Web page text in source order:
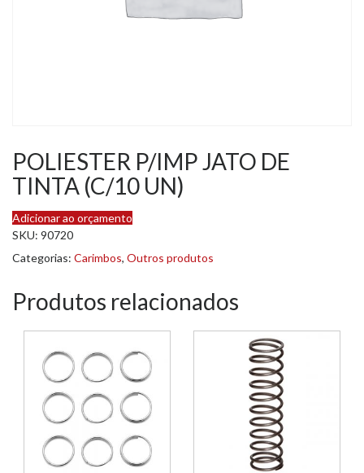
POLIESTER P/IMP JATO DE
TINTA (C/10 UN)
Adicionar ao orçamento
SKU: 90720
Categorias: Carimbos, Outros produtos
Produtos relacionados